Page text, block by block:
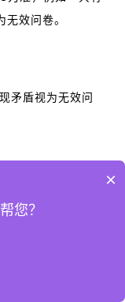
效问卷。
矛盾视为无效问
×
您？